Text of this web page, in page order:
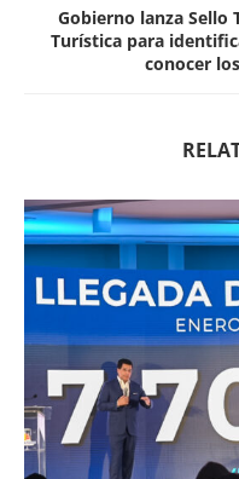
Gobierno lanza Sello
Turística para
conocer